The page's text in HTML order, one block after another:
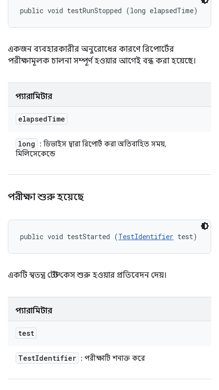
public void testRunStopped (long elapsedTime)
একজন ব্যবহারকারীর অনুরোধের কারণে রিপোর্টের
পরীক্ষামূলক চালনা সম্পূর্ণ হওয়ার আগেই বন্ধ করা হয়েছে।
প্যারামিটার
elapsedTime
long
: ডিভাইস দ্বারা রিপোর্ট করা অতিবাহিত সময়,
মিলিসেকেন্ডে
পরীক্ষা শুরু হয়েছে
public void testStarted (TestIdentifier test)
একটি স্বতন্ত্র টেস্ট কেস শুরু হওয়ার প্রতিবেদন দেয়।
প্যারামিটার
test
TestIdentifier : পরীক্ষাটি শনাক্ত করে